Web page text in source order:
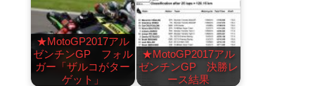
★MotoGP2017アル
ゼンチンGP フォル
ガー「ザルコがター
ゲット」
★MotoGP2017アル
ゼンチンGP 決勝レ
ース結果